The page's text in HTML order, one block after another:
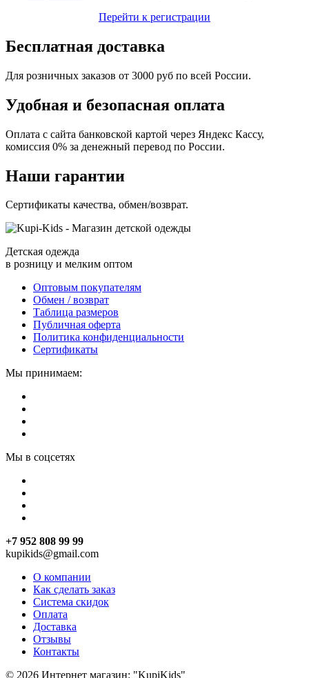
Перейти к регистрации
Бесплатная доставка
Для розничных заказов от 3000 руб по всей России.
Удобная и безопасная оплата
Оплата с сайта банковской картой через Яндекс Кассу,
комиссия 0% за денежный перевод по России.
Наши гарантии
Сертификаты качества, обмен/возврат.
Детская одежда
в розницу и мелким оптом
Оптовым покупателям
Обмен / возврат
Таблица размеров
Публичная оферта
Политика конфиденциальности
Сертификаты
Мы принимаем:
Мы в соцсетях
+7 952 808 99 99
kupikids@gmail.com
О компании
Как сделать заказ
Система скидок
Оплата
Доставка
Отзывы
Контакты
© 2026 Интернет магазин: "KupiKids"